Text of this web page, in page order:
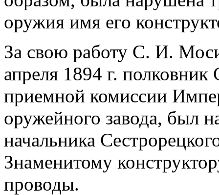
оружия имя его
За свою работу С. И.
апреля 1894 г.
приемной комиссии
оружейного завода, был
начальника
Знаменитому
проводы.